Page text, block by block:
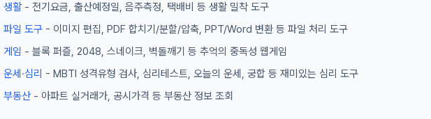
생활 - 전기요금, 출산예정일, 음주측정, 택배비 등 생활 밀착 도구
파일 도구 - 이미지 편집, PDF 합치기/분할/압축, PPT/Word 변환 등 파일 처리 도구
게임 - 블록 퍼즐, 2048, 스네이크, 벽돌깨기 등 추억의 중독성 웹게임
운세·심리 - MBTI 성격유형 검사, 심리테스트, 오늘의 운세, 궁합 등 재미있는 심리 도구
부동산 - 아파트 실거래가, 공시가격 등 부동산 정보 조회